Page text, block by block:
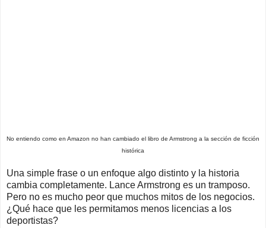
No entiendo como en Amazon no han cambiado el libro de Armstrong a la sección de ficción
histórica
Una simple frase o un enfoque algo distinto y la historia
cambia completamente. Lance Armstrong es un tramposo.
Pero no es mucho peor que muchos mitos de los negocios.
¿Qué hace que les permitamos menos licencias a los
deportistas?